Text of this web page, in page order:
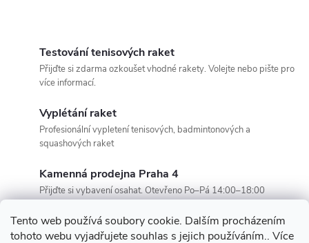
Tento web používá soubory cookie. Dalším procházením
tohoto webu vyjadřujete souhlas s jejich používáním.. Více
c
í
Testování tenisových raket
Přijďte si zdarma ozkoušet vhodné rakety. Volejte nebo pište pro
více informací.
Vyplétání raket
Profesionální vypletení tenisových, badmintonových a
squashových raket
Kamenná prodejna Praha 4
Přijďte si vybavení osahat. Otevřeno Po–Pá 14:00–18:00